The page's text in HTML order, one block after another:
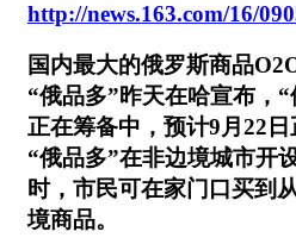
http://news.163.com/16/
国内最大的俄罗斯商品
“俄品多”昨天在哈宣布，
正在筹备中，预计9月22
“俄品多”在非边境城市开
时，市民可在家门口买到
境商品。